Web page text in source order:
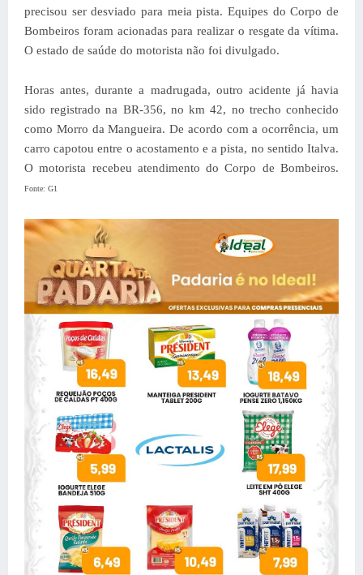
precisou ser desviado para meia pista. Equipes do Corpo de
Bombeiros foram acionadas para realizar o resgate da vítima.
O estado de saúde do motorista não foi divulgado.
Horas antes, durante a madrugada, outro acidente já havia
sido registrado na BR-356, no km 42, no trecho conhecido
como Morro da Mangueira.De acordo com a ocorrência, um
carro capotou entre o acostamento e a pista, no sentido Italva.
O motorista recebeu atendimento do Corpo de Bombeiros.
Fonte: G1